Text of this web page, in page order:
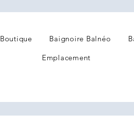
Boutique Baignoire Balnéo
Emplacement